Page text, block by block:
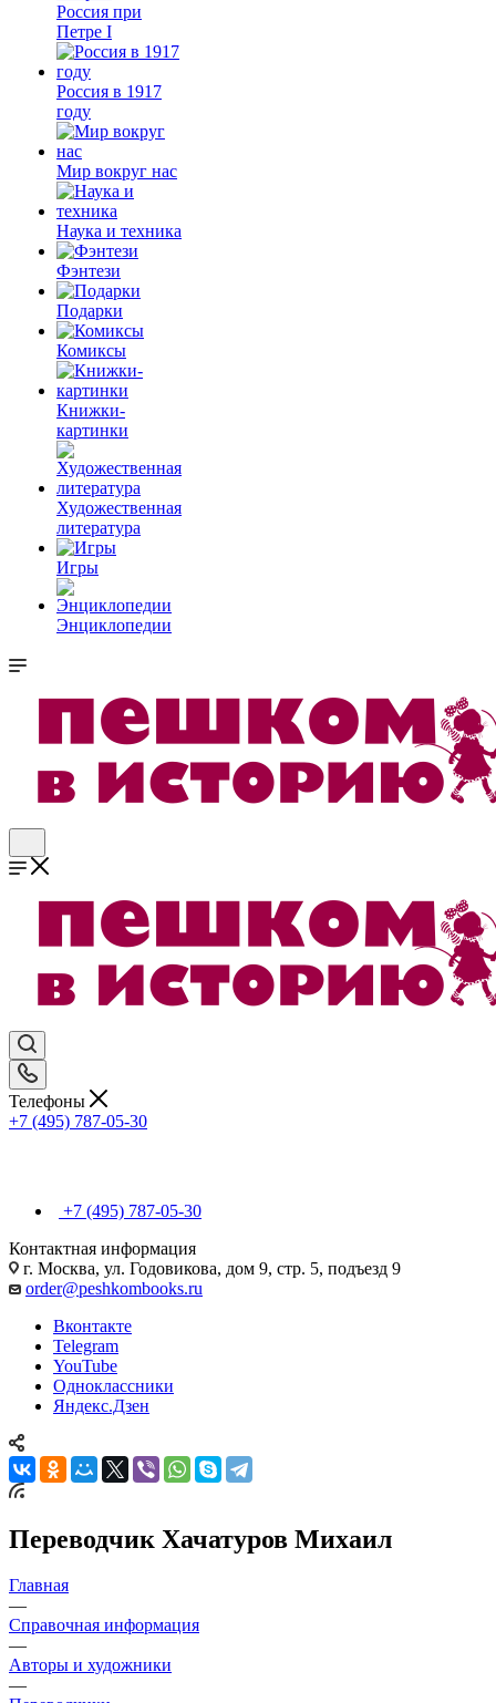
Россия при
Петре I
Россия в 1917
году
Мир вокруг нас
Наука и техника
Фэнтези
Подарки
Комиксы
Книжки-
картинки
Художественная
литература
Игры
Энциклопедии
Телефоны
+7 (495) 787-05-30
+7 (495) 787-05-30
Контактная информация
г. Москва, ул. Годовикова, дом 9, стр. 5, подъезд 9
order@peshkombooks.ru
Вконтакте
Telegram
YouTube
Одноклассники
Яндекс.Дзен
Переводчик Хачатуров Михаил
Главная
—
Справочная информация
—
Авторы и художники
—